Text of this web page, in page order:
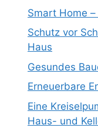
Smart Home
Schutz vor
Haus
Gesundes
Erneuerbare
Eine
Haus- und